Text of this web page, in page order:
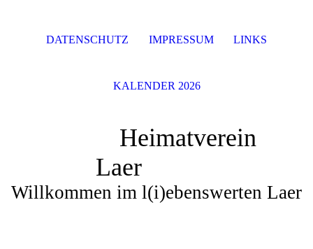
Heimatverein
Laer
Willkommen im l(i)ebenswerten Laer
DATENSCHUTZ IMPRESSUM LINKS
KALENDER 2026